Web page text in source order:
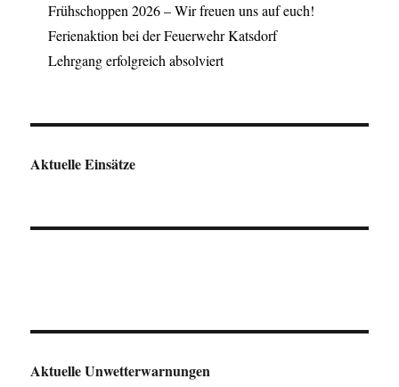
Frühschoppen 2026 – Wir freuen uns auf euch!
Ferienaktion bei der Feuerwehr Katsdorf
Lehrgang erfolgreich absolviert
Aktuelle Einsätze
Aktuelle Unwetterwarnungen